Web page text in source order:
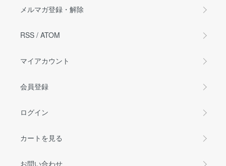
メルマガ登録・解除
RSS / ATOM
マイアカウント
会員登録
ログイン
カートを見る
お問い合わせ